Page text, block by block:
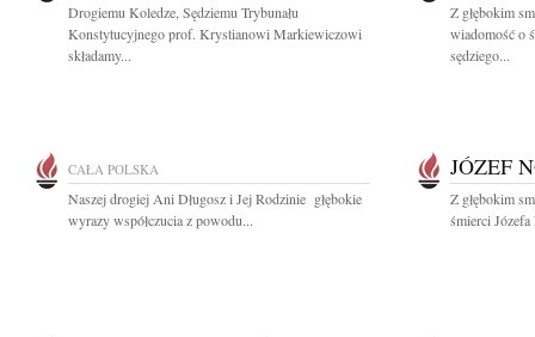
Drogiemu Koledze, Sędziemu Trybunału
Konstytucyjnego prof. Krystianowi Markiewiczowi
składamy...
Z głębokim
wiadomość o
sędziego...
CAŁA POLSKA
Naszej drogiej Ani Długosz i Jej Rodzinie głębokie
wyrazy współczucia z powodu...
JÓZEF
Z głębokim
śmierci